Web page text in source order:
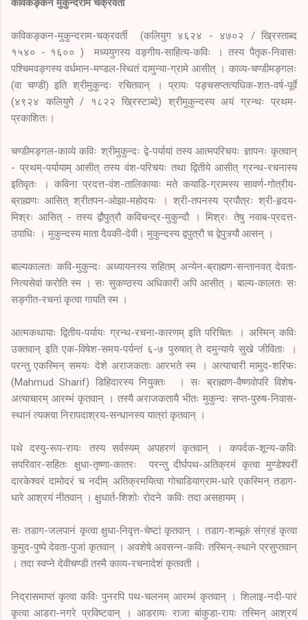
कविकङ्कन-मुकुन्दराम-चक्रवर्ती (कलियुग ४६२४ - ४७०२ / ख्रिस्ताब्द
१५४० - १६०० ) मध्ययुगस्य वङ्गीय-साहित्य-कविः । तस्य पैतृक-निवासः
पश्चिमवङ्गस्य वर्धमान-मण्डल-स्थितं दामुन्या-ग्रामे आसीत्‌ । काव्य-चण्डीमङ्गलः
(वा चण्डी) इति श्रीमुकुन्दः रचितवान्‌ । प्रायः पङ्चसप्तत्यधिक-शत-वर्ष-पूर्वे
(४९२४ कलियुगे / १८२२ ख्रिस्टाब्दे) श्रीमुकुन्दस्य अयं ग्रन्थः प्रथम-
प्रकाशितः।
चण्डीमङ्गल-काव्ये कविः श्रीमुकुन्दः द्वे-पर्यायां तस्य आत्मपरिचयः ज्ञापनः कृतवान्‌
- प्रथम्‌-पर्यायाम्‌ आसीत्‌ तस्य वंश-परिचयः तथा द्वितीये आसीत्‌ ग्रन्थ-रचनास्य
इतिवृतः । कविना प्रदत्त-वंश-तालिकायाः मते कयाडि-ग्रामस्य सावर्ण-गोत्रीय-
ब्राह्मणः आसित्‌ श्रीतपन-ओझा-महोदयः । श्री-तपनस्य प्रपौत्रः श्री-हृदय-
मिश्रः आसित्‌ - तस्य द्वौपुत्रौ कविचन्द्र-मुकुन्दौ । मिश्रः तेषु नवाब-प्रदत्त-
उपाधिः । मुकुन्दस्य माता दैवकी-देवी। मुकुन्दस्य द्वपुत्रौ च द्वेपुत्र्यौ आसन्‌ ।
बाल्यकालतः कवि-मुकुन्दः अध्यायनस्य सहितम्‌ अन्येन-ब्राह्मण-सन्तानवत्‌ देवता-
नित्यसेवां करोति स्म । सः सुकण्ठस्य अधिकारी अपि आसीत्‌ । बाल्य-कालतः सः
सङ्गीत-रचनां कृत्वा गायति स्म ।
आत्मकथायाः द्वितीय-पर्यायः ग्रन्थ-रचना-कारणम्‌ इति परिचितः । अस्मिन्‌ कविः
उक्तवान्‌ इति एक-विषेश-समय-पर्यन्तं ६-७ पुरुषात्‌ ते दमुन्याये सुखे जीविताः ।
परन्तु एकस्मिन्‌ समयः देशे अराजकताः आरभते स्म । अत्याचारी मामुद-शरिफः
(Mahmud Sharif) डिहिदारस्य नियुक्तः । सः ब्राह्मण-वैष्णवोपरि विशेष-
अत्याचारम्‌ आरम्भं कृतवान्‌ । तस्यै अराजकतायै भीतः मुकुन्दः सप्त-पुरुष-निवास-
स्थानं त्यक्त्वा निरापदाश्रय-सन्धानस्य यात्रां कृतवान्‌ ।
पथे दस्यु-रूप-रायः तस्य सर्वस्यम्‌ अपहरणं कृतवान्‌ । कपर्दक-शून्य-कविः
सपरिवार-सहितः क्षुधा-तृष्णा-कातरः परन्तु दीर्घपथ-अतिक्रमं कृत्वा मुण्डेश्वरीं
दारकेश्वरं दामोदरं च नदीम्‌ अतिक्रमयित्वा गोचाडियाग्राम-धारे एकस्मिन्‌ तडाग-
धारे आश्रयं नीतवान्‌ । क्षुधार्त-शिशोः रोदने कविः तदा असहायम्‌ ।
सः तडाग-जलपानं कृत्वा क्षुधा-निवृत्त-चेष्टां कृतवान्‌ । तडाग-शम्बूकं संग्रहं कृत्वा
कुमुद-पुष्पे देवता-पुजां कृतवान्‌ । अवशेषे अवसन्न-कविः तस्मिन्‌-स्थाने प्रसुप्तवान्‌
। तदा स्वप्ने देवीचण्डी तस्मै काव्य-रचनादेशं कृतवती ।
निद्रासमाप्तं कृत्वा कविः पुनरपि पथ-चलनम्‌ आरम्भं कृतवान्‌ । शिलाइ-नदी-पारं
कृत्वा आडरा-नगरे प्रविष्टवान्‌ । आडरायः राजा बांकुडा-रायः तस्मिन्‌ आश्रयं